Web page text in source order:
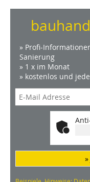
» Profi-
Sanierung
» 1 x im Monat
» kostenlos und